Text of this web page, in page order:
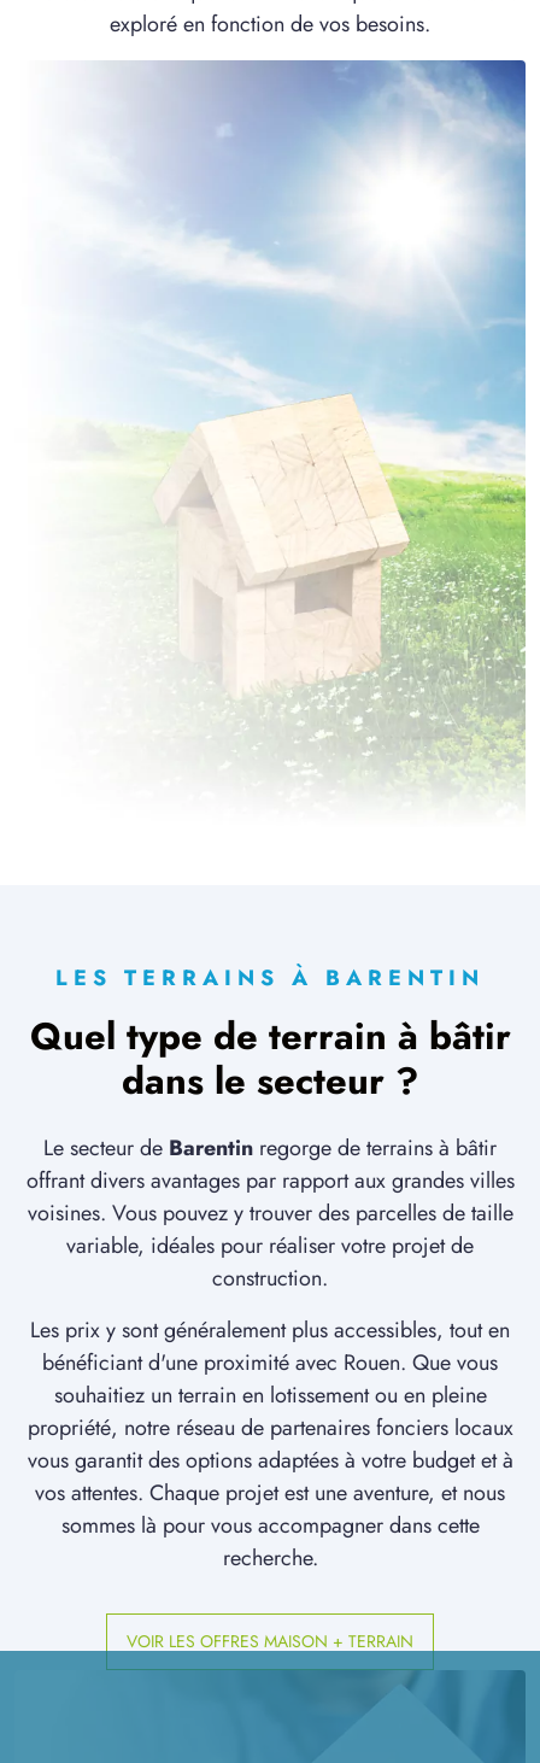
4 TERRAINS CONSTRUCTIBLES
Saint-Jean-du-Cardonnay
2 TERRAINS CONSTRUCTIBLES
(76480)
(76890)
2 TERRAINS CONSTRUCTIBLES
3 TERRAINS CONSTRUCTIBLES
(76760)
2 TERRAINS CONSTRUCTIBLES
exploré en fonction de vos besoins.
LES TERRAINS À BARENTIN
Quel type de terrain à bâtir
dans le secteur ?
Le secteur de Barentin regorge de terrains à bâtir
offrant divers avantages par rapport aux grandes villes
voisines. Vous pouvez y trouver des parcelles de taille
variable, idéales pour réaliser votre projet de
construction.
Les prix y sont généralement plus accessibles, tout en
bénéficiant d'une proximité avec Rouen. Que vous
souhaitiez un terrain en lotissement ou en pleine
propriété, notre réseau de partenaires fonciers locaux
vous garantit des options adaptées à votre budget et à
vos attentes. Chaque projet est une aventure, et nous
sommes là pour vous accompagner dans cette
recherche.
VOIR LES OFFRES MAISON + TERRAIN